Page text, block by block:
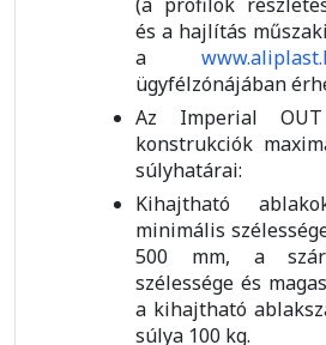
és a hajlítás
a
ügyfélzónájában
Az Imperial OUT
konstrukciók
súlyhatárai:
Kihajtható
minimális
500 mm, a
szélessége és
a kihajtható
súlya 100 kg.